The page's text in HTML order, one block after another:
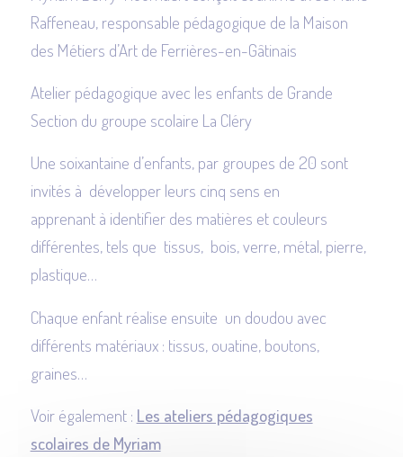
Raffeneau, responsable pédagogique de la Maison
des Métiers d’Art de Ferrières-en-Gâtinais
Atelier pédagogique avec les enfants de Grande
Section du groupe scolaire La Cléry
Une soixantaine d’enfants, par groupes de 20 sont
invités à développer leurs cinq sens en
apprenant à identifier des matières et couleurs
différentes, tels que tissus, bois, verre, métal, pierre,
plastique…
Chaque enfant réalise ensuite un doudou avec
différents matériaux : tissus, ouatine, boutons,
graines…
Voir également : Les ateliers pédagogiques
scolaires de Myriam